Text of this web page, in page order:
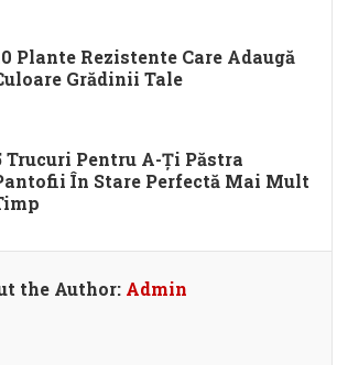
Plante Rezistente Care Adaugă
Grădinii Tale
Trucuri Pentru A-Ți Păstra
În Stare Perfectă Mai Mult
the Author: Admin